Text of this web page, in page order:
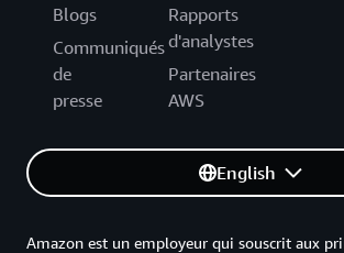
Blogs
Communiqués
de
presse
Rapports
d'analystes
Partenaires
AWS
English
Amazon est un employeur qui souscrit aux